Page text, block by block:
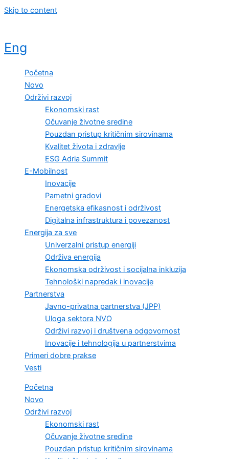
Skip to content
Eng
Početna
Novo
Održivi razvoj
Ekonomski rast
Očuvanje životne sredine
Pouzdan pristup kritičnim sirovinama
Kvalitet života i zdravlje
ESG Adria Summit
E-Mobilnost
Inovacije
Pametni gradovi
Energetska efikasnost i održivost
Digitalna infrastruktura i povezanost
Energija za sve
Univerzalni pristup energiji
Održiva energija
Ekonomska održivost i socijalna inkluzija
Tehnološki napredak i inovacije
Partnerstva
Javno-privatna partnerstva (JPP)
Uloga sektora NVO
Održivi razvoj i društvena odgovornost
Inovacije i tehnologija u partnerstvima
Primeri dobre prakse
Vesti
Početna
Novo
Održivi razvoj
Ekonomski rast
Očuvanje životne sredine
Pouzdan pristup kritičnim sirovinama